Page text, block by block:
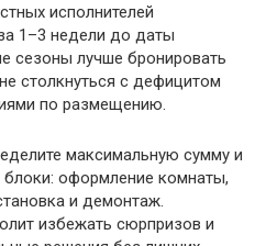
исполнителей
1–3 недели до даты
сезоны лучше бронировать
столкнуться с дефицитом
по размещению.
максимальную сумму и
блоки: оформление комнаты,
и демонтаж.
избежать сюрпризов и